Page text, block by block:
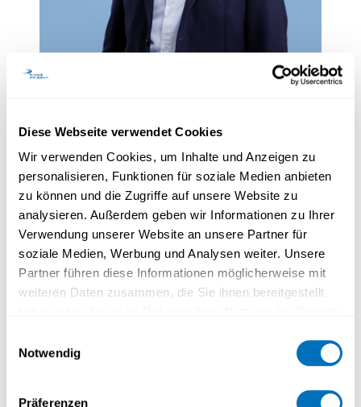
Diese Webseite verwendet Cookies
Wir verwenden Cookies, um Inhalte und Anzeigen zu
personalisieren, Funktionen für soziale Medien anbieten
zu können und die Zugriffe auf unsere Website zu
analysieren. Außerdem geben wir Informationen zu Ihrer
Verwendung unserer Website an unsere Partner für
soziale Medien, Werbung und Analysen weiter. Unsere
Partner führen diese Informationen möglicherweise mit
weiteren Daten zusammen, die Sie ihnen bereitgestellt
Notwendig
Präferenzen
Doyen
Professeur extraordinaire